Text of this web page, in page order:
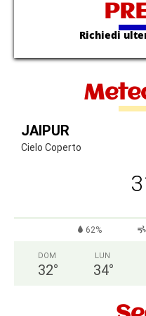
Richiedi
JAIPUR
Cielo Coperto
62%
DOM
32°
LUN
34°